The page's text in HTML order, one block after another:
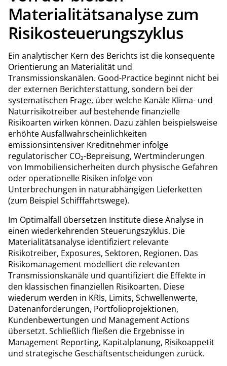
Materialitätsanalyse zum
Risikosteuerungszyklus
Ein analytischer Kern des Berichts ist die konsequente
Orientierung an Materialität und
Transmissionskanälen. Good-Practice beginnt nicht bei
der externen Berichterstattung, sondern bei der
systematischen Frage, über welche Kanäle Klima- und
Naturrisikotreiber auf bestehende finanzielle
Risikoarten wirken können. Dazu zählen beispielsweise
erhöhte Ausfallwahrscheinlichkeiten
emissionsintensiver Kreditnehmer infolge
regulatorischer CO₂-Bepreisung, Wertminderungen
von Immobiliensicherheiten durch physische Gefahren
oder operationelle Risiken infolge von
Unterbrechungen in naturabhängigen Lieferketten
(zum Beispiel Schifffahrtswege).
Im Optimalfall übersetzen Institute diese Analyse in
einen wiederkehrenden Steuerungszyklus. Die
Materialitätsanalyse identifiziert relevante
Risikotreiber, Exposures, Sektoren, Regionen. Das
Risikomanagement modelliert die relevanten
Transmissionskanäle und quantifiziert die Effekte in
den klassischen finanziellen Risikoarten. Diese
wiederum werden in KRIs, Limits, Schwellenwerte,
Datenanforderungen, Portfolioprojektionen,
Kundenbewertungen und Management Actions
übersetzt. Schließlich fließen die Ergebnisse in
Management Reporting, Kapitalplanung, Risikoappetit
und strategische Geschäftsentscheidungen zurück.